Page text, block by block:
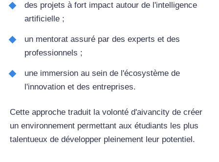
des projets à fort impact autour de l'intelligence
artificielle ;
un mentorat assuré par des experts et des
professionnels ;
une immersion au sein de l'écosystème de
l'innovation et des entreprises.
Cette approche traduit la volonté d'aivancity de créer
un environnement permettant aux étudiants les plus
talentueux de développer pleinement leur potentiel.